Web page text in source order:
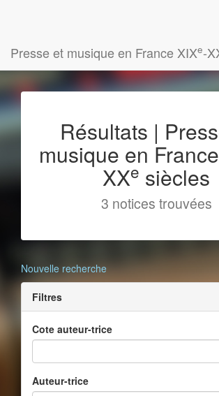
Presse et musique en France XIXe-
Résultats |
musique en
XXe siècles
3 notices trouvées
Nouvelle recherche
Filtres
Cote auteur-trice
Auteur-trice